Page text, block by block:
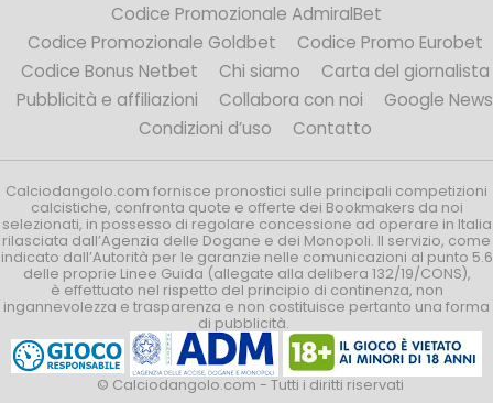
Codice Promozionale AdmiralBet
Codice Promozionale Goldbet
Codice Promo Eurobet
Codice Bonus Netbet
Chi siamo
Carta del giornalista
Pubblicità e affiliazioni
Collabora con noi
Google News
Condizioni d’uso
Contatto
Calciodangolo.com fornisce pronostici sulle principali competizioni
calcistiche, confronta quote e offerte dei Bookmakers da noi
selezionati, in possesso di regolare concessione ad operare in Italia
rilasciata dall’Agenzia delle Dogane e dei Monopoli. Il servizio, come
indicato dall’Autorità per le garanzie nelle comunicazioni al punto 5.6
delle proprie Linee Guida (allegate alla delibera 132/19/CONS),
è effettuato nel rispetto del principio di continenza, non
ingannevolezza e trasparenza e non costituisce pertanto una forma
di pubblicità.
© Calciodangolo.com - Tutti i diritti riservati